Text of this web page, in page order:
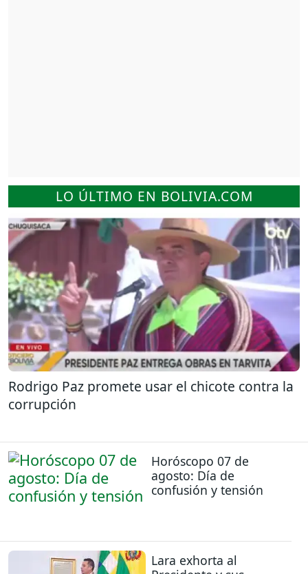
LO ÚLTIMO EN BOLIVIA.COM
Rodrigo Paz promete usar el chicote contra la
corrupción
Horóscopo 07 de
agosto: Día de
confusión y tensión
Lara exhorta al